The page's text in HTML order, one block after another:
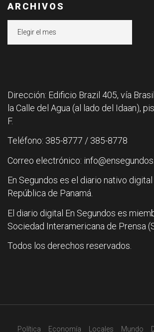
ARCHIVOS
Dirección: Edificio Brazil 405, vía
la Calle del Agua (al lado del Idaan),
F.
Teléfono: 385-8777 / 385-8778
Correo electrónico:
En Segundos es el diario nativo
República de Panamá.
El diario digital En Segundos es
Sociedad Interamericana de Prensa
Todos los derechos reservados.
Política Economía Locales Mundo